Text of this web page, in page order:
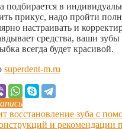
подбирается в
прикус, надо пройти
настраивать и
средства, ваши зубы
всегда будет красивой.
superdent-m.ru